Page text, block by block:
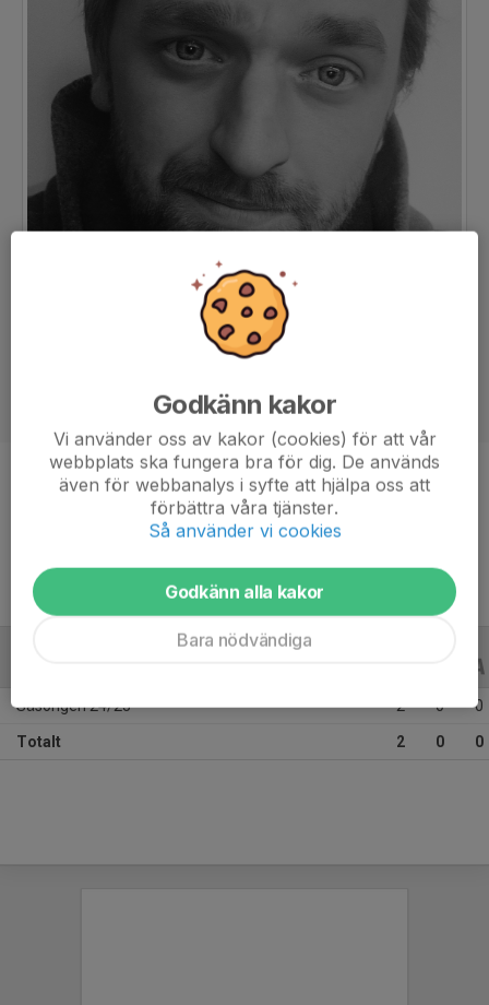
Position
Back
38 år
Säsongen 24/25 2 0 0
Totalt 2 0 0
Godkänn kakor
Vi använder oss av kakor (cookies) för att vår
webbplats ska fungera bra för dig. De används
även för webbanalys i syfte att hjälpa oss att
förbättra våra tjänster.
Så använder vi cookies
Godkänn alla kakor
Bara nödvändiga